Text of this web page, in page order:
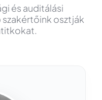
és auditálási
osztják